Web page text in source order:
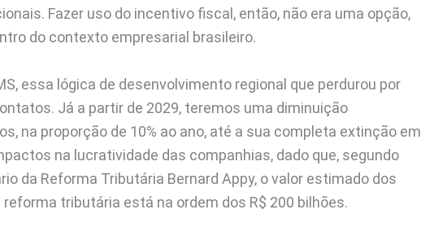
Fazer uso do incentivo fiscal, então, não era uma opção,
do contexto empresarial brasileiro.
essa lógica de desenvolvimento regional que perdurou por
Já a partir de 2029, teremos uma diminuição
na proporção de 10% ao ano, até a sua completa extinção em
na lucratividade das companhias, dado que, segundo
da Reforma Tributária Bernard Appy, o valor estimado dos
tributária está na ordem dos R$ 200 bilhões.